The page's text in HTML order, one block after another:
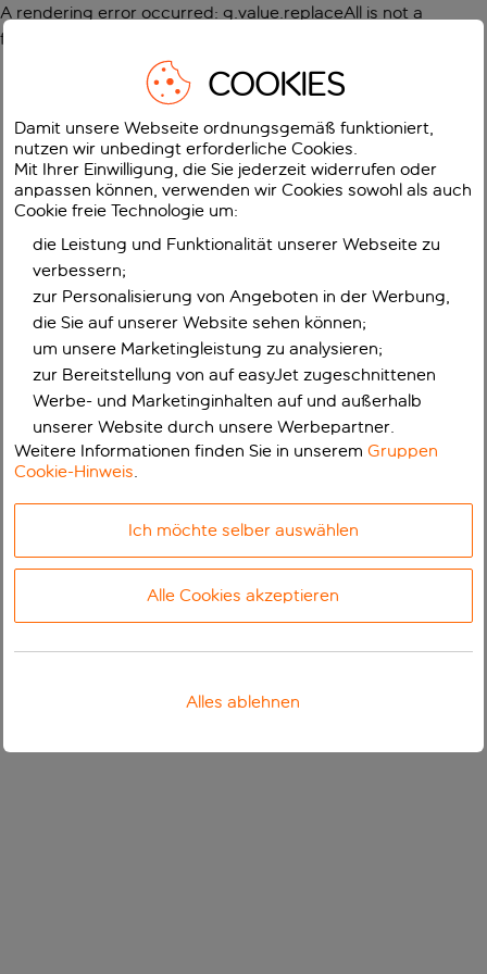
A rendering error occurred: g.value.replaceAll is not a
function
COOKIES
Damit unsere Webseite ordnungsgemäß funktioniert,
nutzen wir unbedingt erforderliche Cookies.
Mit Ihrer Einwilligung, die Sie jederzeit widerrufen oder
anpassen können, verwenden wir Cookies sowohl als auch
Cookie freie Technologie um:
die Leistung und Funktionalität unserer Webseite zu
verbessern;
zur Personalisierung von Angeboten in der Werbung,
die Sie auf unserer Website sehen können;
um unsere Marketingleistung zu analysieren;
zur Bereitstellung von auf easyJet zugeschnittenen
Werbe- und Marketinginhalten auf und außerhalb
unserer Website durch unsere Werbepartner.
Weitere Informationen finden Sie in unseremGruppen
Cookie-Hinweis.
Ich möchte selber auswählen
Alle Cookies akzeptieren
Alles ablehnen